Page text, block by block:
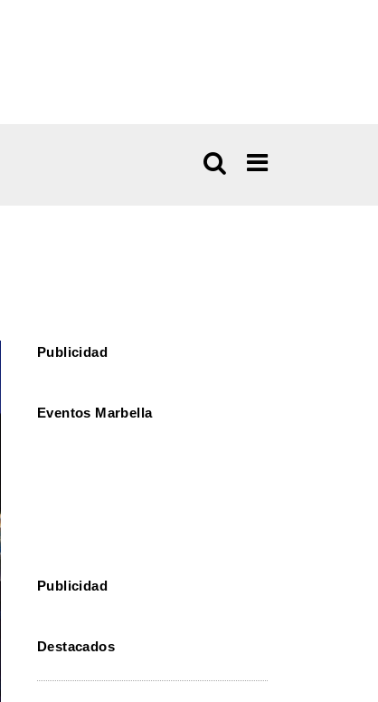
Publicidad
Eventos Marbella
Publicidad
Destacados